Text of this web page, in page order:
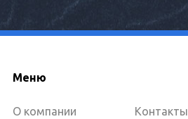
Меню
О компании
Контакты